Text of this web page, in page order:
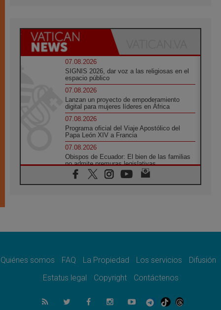
07.08.2026
SIGNIS 2026, dar voz a las religiosas en el
espacio público
07.08.2026
Lanzan un proyecto de empoderamiento
digital para mujeres líderes en África
07.08.2026
Programa oficial del Viaje Apostólico del
Papa León XIV a Francia
07.08.2026
Obispos de Ecuador: El bien de las familias
no admite premuras legislativas
06.08.2026
Cardenal Parolin: La paz comienza con la
06.08.2026
06.08.2026
«Hoy nos sentimos Iglesia»
Líbano: Reanudan los coloquios en Roma en
medio de tensiones y ataques en el sur del
Quiénes somos FAQ La Propiedad Los servicios
Difusión
Estatus legal
Copyright Contáctenos